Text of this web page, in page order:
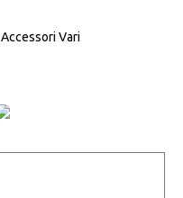
Accessori Vari